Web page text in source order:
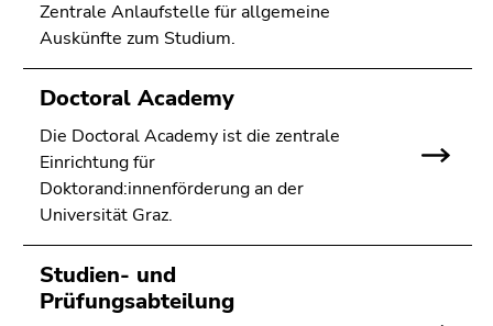
Zentrale Anlaufstelle für allgemeine
Auskünfte zum Studium.
Doctoral Academy
Die Doctoral Academy ist die zentrale
Einrichtung für
Doktorand:innenförderung an der
Universität Graz.
Studien- und
Prüfungsabteilung